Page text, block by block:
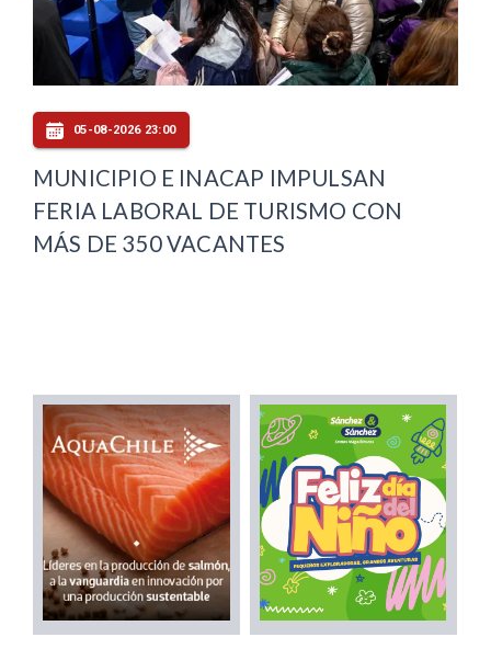
05-08-2026 23:00
MUNICIPIO E INACAP IMPULSAN
FERIA LABORAL DE TURISMO CON
MÁS DE 350 VACANTES